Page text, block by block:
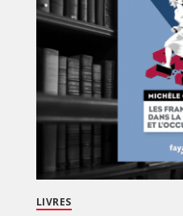
LIVRES